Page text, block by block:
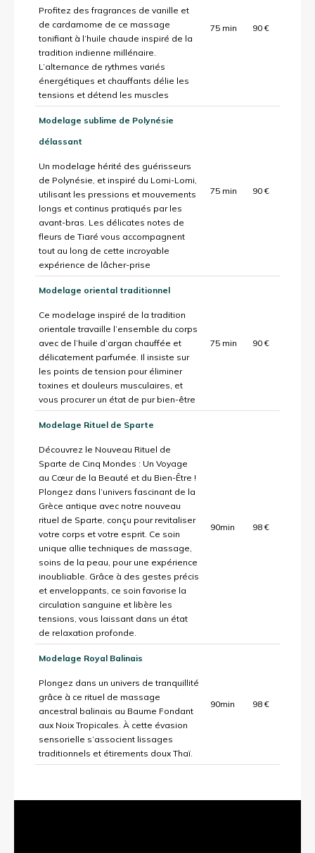
Profitez des fragrances de vanille et
de cardamome de ce massage
tonifiant à l’huile chaude inspiré de la
tradition indienne millénaire.
L’alternance de rythmes variés
énergétiques et chauffants délie les
tensions et détend les muscles
75 min 90 €
Modelage sublime de Polynésie
délassant
Un modelage hérité des guérisseurs
de Polynésie, et inspiré du Lomi-Lomi,
utilisant les pressions et mouvements
longs et continus pratiqués par les
avant-bras. Les délicates notes de
fleurs de Tiaré vous accompagnent
tout au long de cette incroyable
expérience de lâcher-prise
75 min 90 €
Modelage oriental traditionnel
Ce modelage inspiré de la tradition
orientale travaille l’ensemble du corps
avec de l’huile d’argan chauffée et
délicatement parfumée. Il insiste sur
les points de tension pour éliminer
toxines et douleurs musculaires, et
vous procurer un état de pur bien-être
75 min 90 €
Modelage Rituel de Sparte
Découvrez le Nouveau Rituel de
Sparte de Cinq Mondes : Un Voyage
au Cœur de la Beauté et du Bien-Être !
Plongez dans l’univers fascinant de la
Grèce antique avec notre nouveau
rituel de Sparte, conçu pour revitaliser
votre corps et votre esprit. Ce soin
unique allie techniques de massage,
soins de la peau, pour une expérience
inoubliable. Grâce à des gestes précis
et enveloppants, ce soin favorise la
circulation sanguine et libère les
tensions, vous laissant dans un état
de relaxation profonde.
90min 98 €
Modelage Royal Balinais
Plongez dans un univers de tranquillité
grâce à ce rituel de massage
ancestral balinais au Baume Fondant
aux Noix Tropicales. À cette évasion
sensorielle s’associent lissages
traditionnels et étirements doux Thaï.
90min 98 €